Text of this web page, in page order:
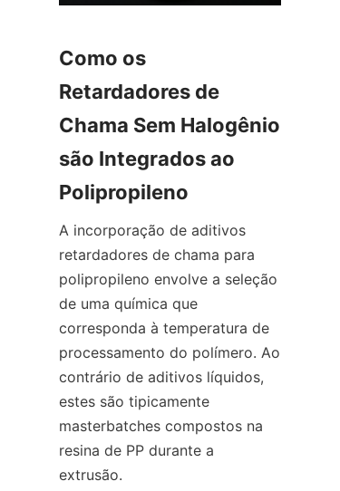
Como os
Retardadores de
Chama Sem Halogênio
são Integrados ao
Polipropileno
A incorporação de aditivos
retardadores de chama para
polipropileno envolve a seleção
de uma química que
corresponda à temperatura de
processamento do polímero. Ao
contrário de aditivos líquidos,
estes são tipicamente
masterbatches compostos na
resina de PP durante a
extrusão.